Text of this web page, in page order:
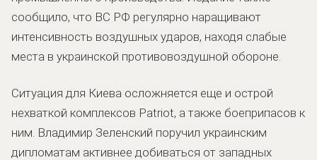
сообщило, что ВС РФ регулярно наращивают
интенсивность воздушных ударов, находя слабые
места в украинской противовоздушной обороне.
Ситуация для Киева осложняется еще и острой
нехваткой комплексов Patriot, а также боеприпасов к
ним. Владимир Зеленский поручил украинским
дипломатам активнее добиваться от западных